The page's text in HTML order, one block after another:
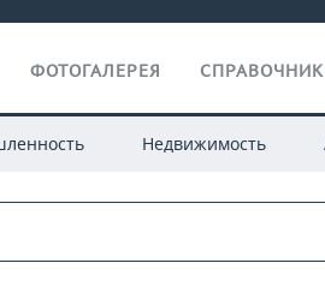
ФОТОГАЛЕРЕЯ СПРАВОЧНИК
Недвижимость